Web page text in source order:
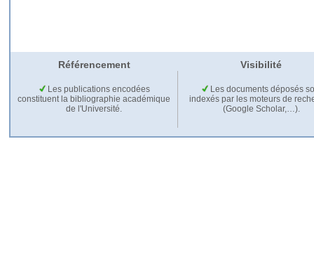
Référencement Visibilité
Les publications encodées
constituent la bibliographie académique
de l'Université.
Les documents déposés
indexés par les moteurs de
(Google Scholar,…).